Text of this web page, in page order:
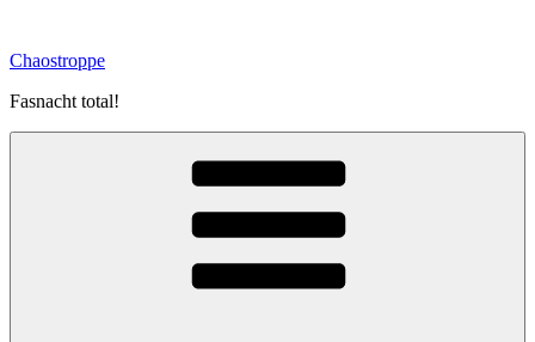
springen
Chaostroppe
Fasnacht total!